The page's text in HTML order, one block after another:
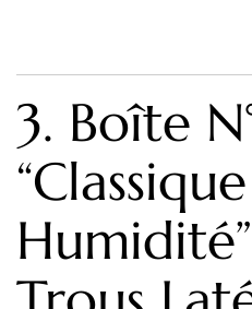
3. Boîte